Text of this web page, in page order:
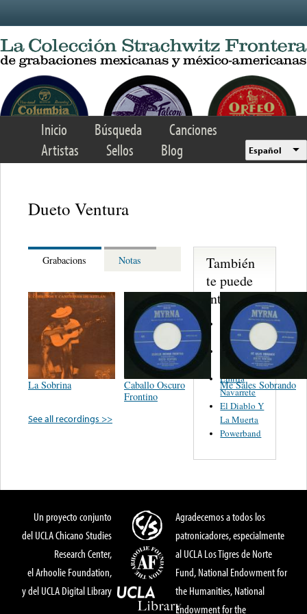
Inicio Búsqueda
Canciones
Artistas
Sellos Blog Español
Dueto Ventura
Grabacions Notas
La Sobrina
Caballo Oscuro
Frontino
Me Sales Sobrando
See all recordings >>
También
te puede
interesar...
Trio
Figueroa
Los Angeles
Del Norte
Emilia
Navarrete
El Diablo Y
La Muerta
Powerband
Un proyecto conjunto
del UCLA Chicano Studies
Research Center,
el Arhoolie Foundation,
y del UCLA Digital Library
Agradecemos a todos los
patronicadores, especialmente
al UCLA Los Tigres de Norte
Fund, National Endowment for
the Humanities, National
Endowment for the